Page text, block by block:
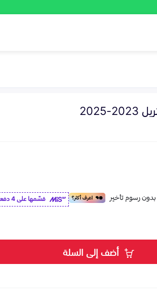
قسّمها على 4 دفعات ابتداء من
أضف إلى السلة